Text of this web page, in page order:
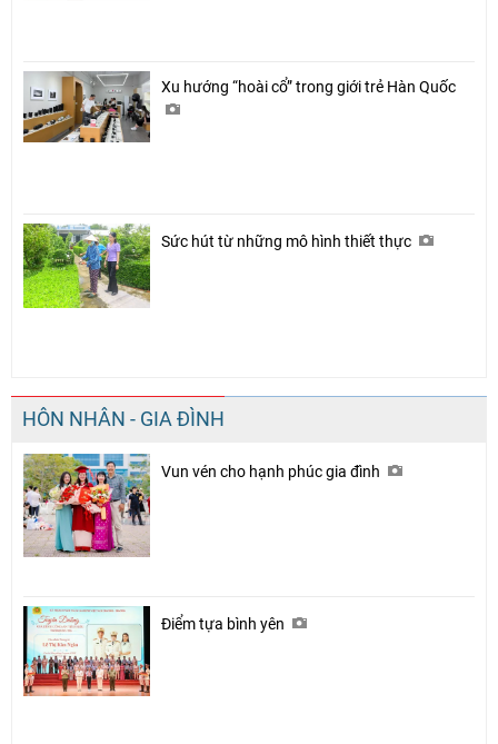
Xu hướng “hoài cổ” trong giới trẻ Hàn Quốc
Sức hút từ những mô hình thiết thực
HÔN NHÂN - GIA ĐÌNH
Vun vén cho hạnh phúc gia đình
Điểm tựa bình yên